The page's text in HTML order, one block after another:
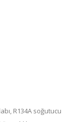
R134A soğutucu